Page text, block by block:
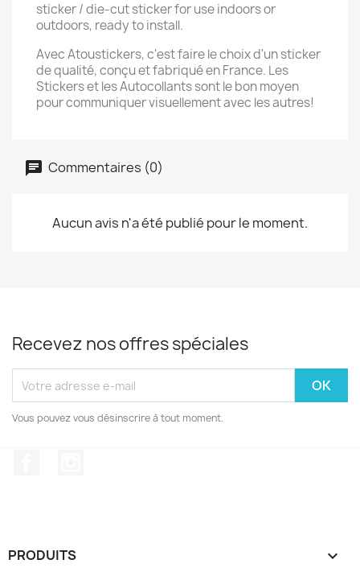
sticker / die-cut sticker for use indoors or
outdoors, ready to install.
Avec Atoustickers, c'est faire le choix d'un sticker
de qualité, conçu et fabriqué en France. Les
Stickers et les Autocollants sont le bon moyen
pour communiquer visuellement avec les autres!
Commentaires (0)
Aucun avis n'a été publié pour le moment.
Recevez nos offres spéciales
Vous pouvez vous désinscrire à tout moment.
PRODUITS 